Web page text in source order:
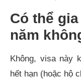
Có thể
năm
Không, visa này
hết hạn (hoặc hộ